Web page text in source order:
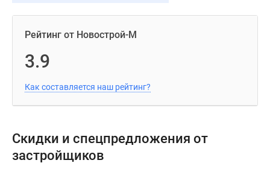
Рейтинг от Новострой-М
3.9
Как составляется наш рейтинг?
Скидки и спецпредложения от
застройщиков